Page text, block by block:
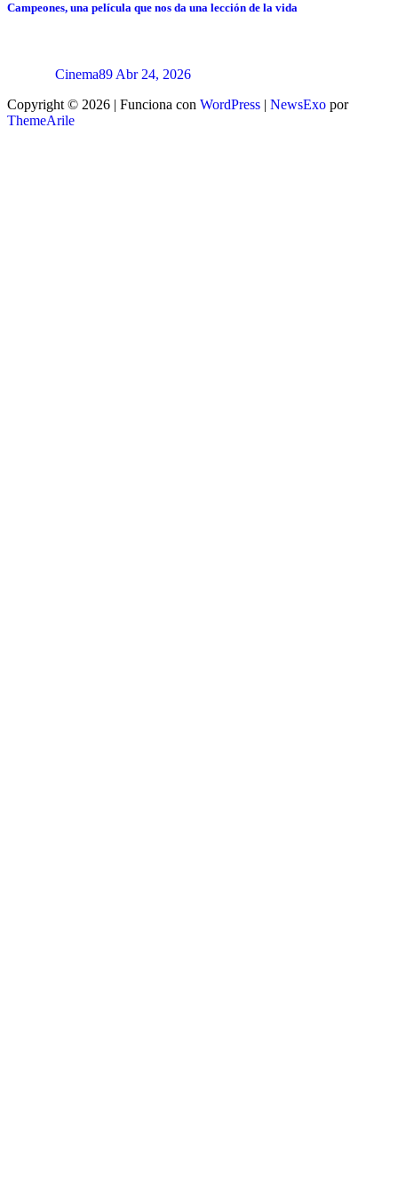
Campeones, una película que nos da una lección de la vida
Cinema89 Abr 24, 2026
Copyright © 2026 | Funciona con WordPress | NewsExo por
ThemeArile